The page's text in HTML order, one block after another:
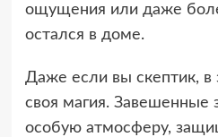
ощущения или даже
остался в доме.
Даже если вы скептик, в
своя магия. Завешенные
особую атмосферу,